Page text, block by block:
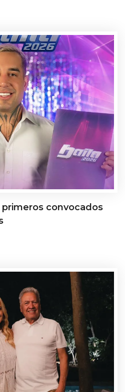
primeros convocados